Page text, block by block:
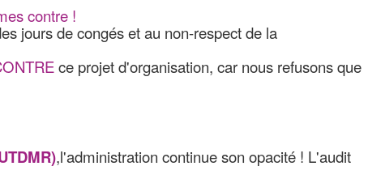
contre !
jours de congés et au non-respect de la
ce projet d'organisation, car nous refusons que
,l'administration continue son opacité ! L'audit